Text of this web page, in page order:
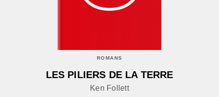
ROMANS
LES PILIERS DE LA TERRE
Ken Follett